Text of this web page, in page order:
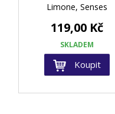
Limone, Senses
119,00 Kč
SKLADEM
Koupit